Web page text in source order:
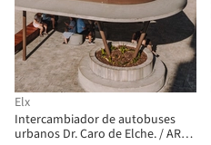
Elx
Intercambiador de autobuses
urbanos Dr. Caro de Elche. / ARN /